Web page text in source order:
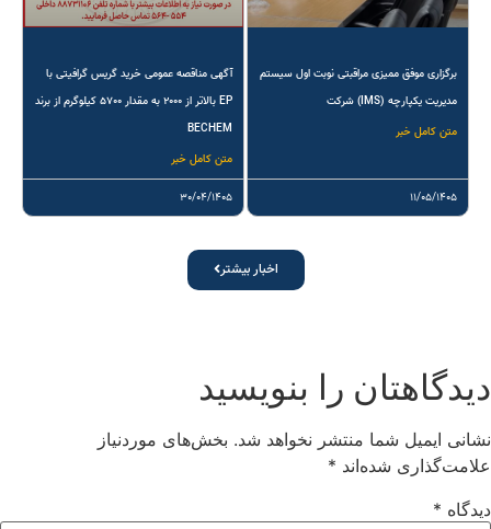
برگزاری موفق ممیزی مراقبتی نوبت اول سیستم
مدیریت یکپارچه (IMS) شرکت
متن کامل خبر
۱۱/۰۵/۱۴۰۵
آگهی مناقصه عمومی خرید گریس گرافیتی با
EP بالاتر از ۲۰۰۰ به مقدار ۵۷۰۰ کیلوگرم از برند
BECHEM
متن کامل خبر
۳۰/۰۴/۱۴۰۵
اخبار بیشتر
را بنویسید
ایمیل شما منتشر نخواهد شد. بخش‌های موردنیاز
شده‌اند*
*